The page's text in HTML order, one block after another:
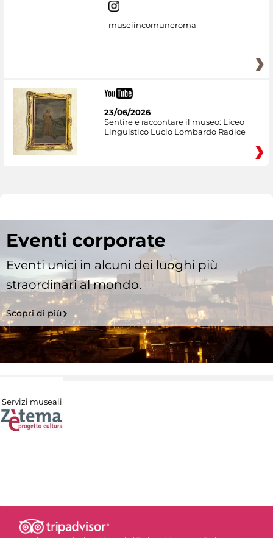
museiincomuneroma
23/06/2026
Sentire e raccontare il museo: Liceo
Linguistico Lucio Lombardo Radice
Eventi corporate
Eventi unici in alcuni dei luoghi più
straordinari al mondo.
Scopri di più
Servizi museali